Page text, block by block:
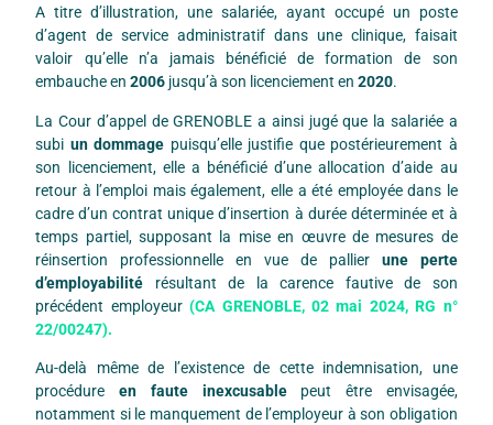
A titre d’illustration, une salariée, ayant occupé un poste
d’agent de service administratif dans une clinique, faisait
valoir qu’elle n’a jamais bénéficié de formation de son
embauche en2006 jusqu’à son licenciement en2020.
La Cour d’appel de GRENOBLE a ainsi jugé que la salariée a
subi un dommage puisqu’elle justifie que postérieurement à
son licenciement, elle a bénéficié d’une allocation d’aide au
retour à l’emploi mais également, elle a été employée dans le
cadre d’un contrat unique d’insertion à durée déterminée et à
temps partiel, supposant la mise en œuvre de mesures de
réinsertion professionnelle en vue de pallier une perte
d’employabilité résultant de la carence fautive de son
précédent employeur(CA GRENOBLE, 02 mai 2024, RG n°
22/00247).
Au-delà même de l’existence de cette indemnisation, une
procédureen faute inexcusablepeut être envisagée,
notamment si le manquement de l’employeur à son obligation